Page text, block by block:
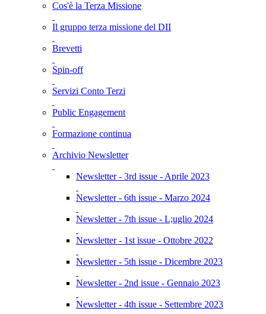
Cos'è la Terza Missione
Il gruppo terza missione del DII
Brevetti
Spin-off
Servizi Conto Terzi
Public Engagement
Formazione continua
Archivio Newsletter
Newsletter - 3rd issue - Aprile 2023
Newsletter - 6th issue - Marzo 2024
Newsletter - 7th issue - L;uglio 2024
Newsletter - 1st issue - Ottobre 2022
Newsletter - 5th issue - Dicembre 2023
Newsletter - 2nd issue - Gennaio 2023
Newsletter - 4th issue - Settembre 2023